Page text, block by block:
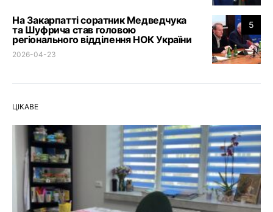
5
На Закарпатті соратник Медведчука
та Шуфрича став головою
регіонального відділення НОК України
2026-04-23
ЦІКАВЕ